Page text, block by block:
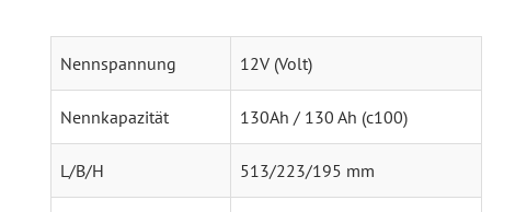
Nennspannung 12V (Volt)
Nennkapazität 130Ah / 130 Ah (c100)
L/B/H 513/223/195 mm